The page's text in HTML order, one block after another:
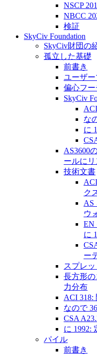
NSCP
NBCC
検証
SkyCiv Foundation
SkyCiv財団の
孤立した基礎
前書き
ユーザ
偏心フ
SkyCiv
な
に
AS3600
ールに
技術文書
ク
AS
ウ
EN
に
ー
スプレ
長方形
力分布
ACI 318:
なので
CSA
に 1992:
パイル
前書き